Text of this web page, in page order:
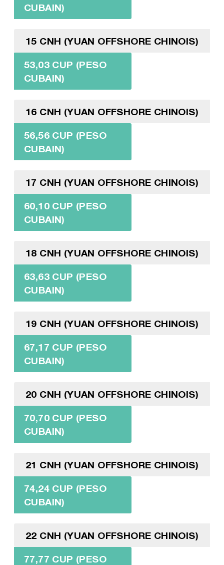
CUBAIN)
15 CNH (YUAN OFFSHORE CHINOIS)
53,03 CUP (PESO
CUBAIN)
16 CNH (YUAN OFFSHORE CHINOIS)
56,56 CUP (PESO
CUBAIN)
17 CNH (YUAN OFFSHORE CHINOIS)
60,10 CUP (PESO
CUBAIN)
18 CNH (YUAN OFFSHORE CHINOIS)
63,63 CUP (PESO
CUBAIN)
19 CNH (YUAN OFFSHORE CHINOIS)
67,17 CUP (PESO
CUBAIN)
20 CNH (YUAN OFFSHORE CHINOIS)
70,70 CUP (PESO
CUBAIN)
21 CNH (YUAN OFFSHORE CHINOIS)
74,24 CUP (PESO
CUBAIN)
22 CNH (YUAN OFFSHORE CHINOIS)
77,77 CUP (PESO